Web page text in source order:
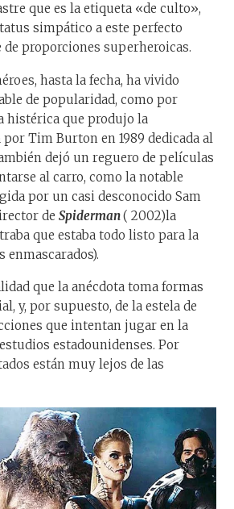
que es la etiqueta «de culto»,
simpático a este perfecto
de proporciones superheroicas.
hasta la fecha, ha vivido
de popularidad, como por
histérica que produjo la
Tim Burton en 1989 dedicada al
dejó un reguero de películas
al carro, como la notable
por un casi desconocido Sam
de Spiderman( 2002)la
que estaba todo listo para la
enmascarados).
que la anécdota toma formas
y, por supuesto, de la estela de
que intentan jugar en la
estadounidenses. Por
están muy lejos de las